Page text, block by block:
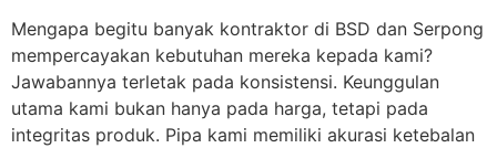
Mengapa begitu banyak kontraktor di BSD dan Serpong
mempercayakan kebutuhan mereka kepada kami?
Jawabannya terletak pada konsistensi. Keunggulan
utama kami bukan hanya pada harga, tetapi pada
integritas produk. Pipa kami memiliki akurasi ketebalan